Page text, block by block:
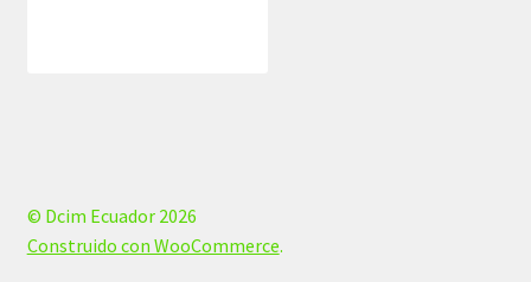
© Dcim Ecuador 2026
Construido con WooCommerce.